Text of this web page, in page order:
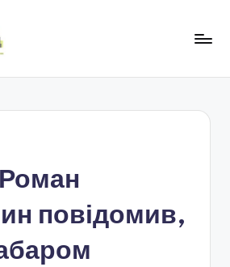
повідомив,